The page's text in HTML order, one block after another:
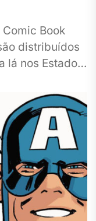
Book
distribuídos
lá nos Estados